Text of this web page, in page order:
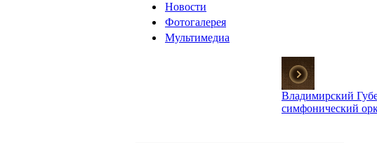
Новости
Фотогалерея
Мультимедиа
Владимирский
симфонический